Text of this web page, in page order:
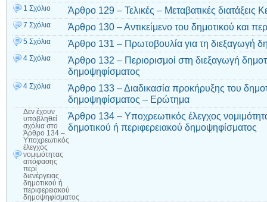
1 Σχόλιο Άρθρο 129 – Τελικές – Μεταβατικές διατάξεις
7 Σχόλια Άρθρο 130 – Αντικείμενο του δημοτικού και
5 Σχόλια Άρθρο 131 – Πρωτοβουλία για τη διεξαγωγή
4 Σχόλια
Άρθρο 132 – Περιορισμοί στη διεξαγωγή
δημοψηφίσματος
4 Σχόλια
Άρθρο 133 – Διαδικασία προκήρυξης του
δημοψηφίσματος – Ερώτημα
Δεν έχουν
υποβληθεί
σχόλια στο
Άρθρο 134 –
Υποχρεωτικός
έλεγχος
νομιμότητας
απόφασης
περί
διενέργειας
δημοτικού ή
περιφερειακού
δημοψηφίσματος
Άρθρο 134 – Υποχρεωτικός έλεγχος
δημοτικού ή περιφερειακού δημοψηφίσματος